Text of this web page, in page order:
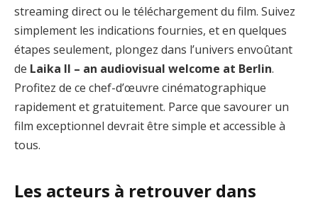
streaming direct ou le téléchargement du film. Suivez
simplement les indications fournies, et en quelques
étapes seulement, plongez dans l’univers envoûtant
de Laika II – an audiovisual welcome at Berlin.
Profitez de ce chef-d’œuvre cinématographique
rapidement et gratuitement. Parce que savourer un
film exceptionnel devrait être simple et accessible à
tous.
Les acteurs à retrouver dans